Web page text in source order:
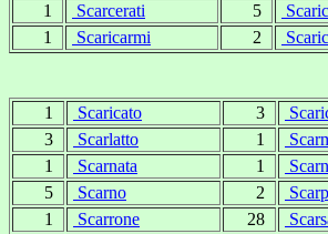
1
Scarcerati 5
1
Scaricarmi 2
1 Scaricato 3
3
Scarlatto 1
1
Scarnata 1
5
Scarno 2
1
Scarrone 28